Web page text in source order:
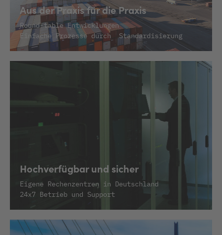
Aus der Praxis für die Praxis
Round-table Entwicklungen
Einfache Prozesse durch Standardisierung
Hochverfügbar und sicher
Eigene Rechenzentren in Deutschland
24x7 Betrieb und Support